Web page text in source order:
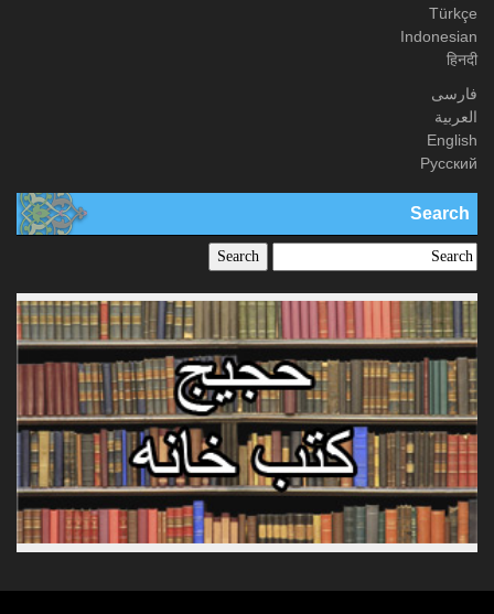
Türkçe
Indonesian
हिनदी
فارسی
العربیة
English
Русский
Search